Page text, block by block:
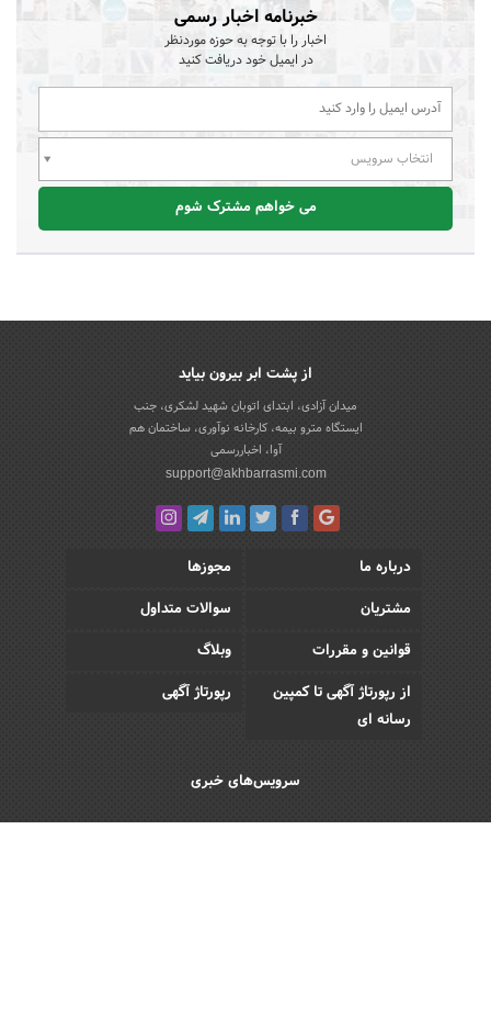
خبرنامه اخبار رسمی
اخبار را با توجه به حوزه موردنظر
در ایمیل خود دریافت کنید
انتخاب سرویس
می خواهم مشترک شوم
از پشت ابر بیرون بیاید
میدان آزادی، ابتدای اتوبان شهید لشکری، جنب
ایستگاه مترو بیمه، کارخانه نوآوری، ساختمان هم
آوا، اخباررسمی
support@akhbarrasmi.com
درباره ما
مجوزها
مشتریان
سوالات متداول
قوانین و مقررات
وبلاگ
از رپورتاژ آگهی تا کمپین
رسانه ای
رپورتاژ آگهی
سرویس‌های خبری